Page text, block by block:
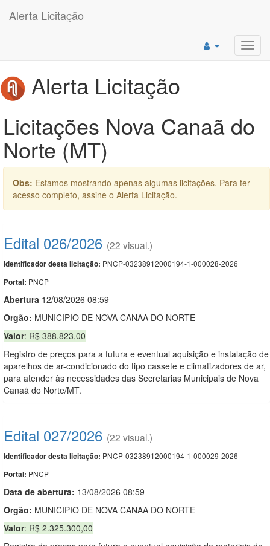
Alerta Licitação
Alerta Licitação
Licitações Nova Canaã do
Norte (MT)
Obs: Estamos mostrando apenas algumas licitações. Para ter
acesso completo, assine o Alerta Licitação.
Edital 026/2026 (22 visual.)
Identificador desta licitação: PNCP-03238912000194-1-000028-2026
Portal: PNCP
Abertura 12/08/2026 08:59
Orgão: MUNICIPIO DE NOVA CANAA DO NORTE
Valor: R$ 388.823,00
Registro de preços para a futura e eventual aquisição e instalação de
aparelhos de ar-condicionado do tipo cassete e climatizadores de ar,
para atender às necessidades das Secretarias Municipais de Nova
Canaã do Norte/MT.
Edital 027/2026 (22 visual.)
Identificador desta licitação: PNCP-03238912000194-1-000029-2026
Portal: PNCP
Data de abertura: 13/08/2026 08:59
Orgão: MUNICIPIO DE NOVA CANAA DO NORTE
Valor: R$ 2.325.300,00